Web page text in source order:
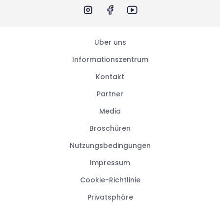
Über uns
Informationszentrum
Kontakt
Partner
Media
Broschüren
Nutzungsbedingungen
Impressum
Cookie-Richtlinie
Privatsphäre